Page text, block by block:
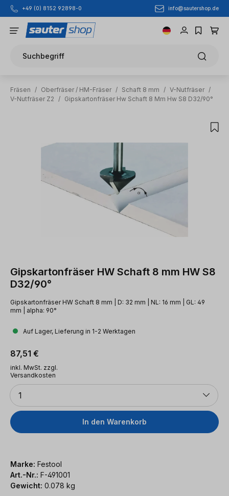
Zum Hauptinhalt springen
+49 (0) 8152 92898-0 info@sautershop.de
Suchbegriff
Fräsen / Oberfräser / HM-Fräser / Schaft 8 mm / V-Nutfräser /
V-Nutfräser Z2
/ Gipskartonfräser Hw Schaft 8 Mm Hw S8 D32/90°
Gipskartonfräser HW Schaft 8 mm HW S8
D32/90°
Gipskartonfräser HW Schaft 8 mm | D: 32 mm | NL: 16 mm | GL: 49
mm | alpha: 90°
Auf Lager, Lieferung in 1-2 Werktagen
Regulärer Preis:
87,51 €
inkl. MwSt. zzgl.
Versandkosten
Anzahl
1
In den Warenkorb
Marke: Festool
Art.-Nr.: F-491001
Gewicht: 0.078 kg